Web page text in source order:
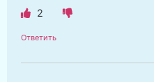
2
Ответить